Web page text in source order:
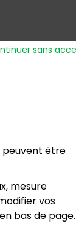
peuvent être
mesure
vos
bas de page.
sans
jeudi,
: 9h-12h pour
scolaires)